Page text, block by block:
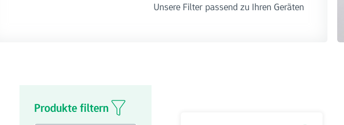
Unsere Filter passend zu Ihren Geräten
Produkte filtern